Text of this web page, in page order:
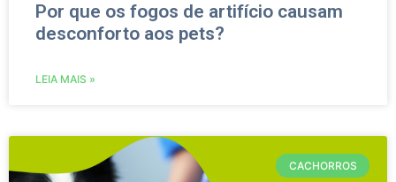
Por que os fogos de artifício causam
desconforto aos pets?
LEIA MAIS »
CACHORROS